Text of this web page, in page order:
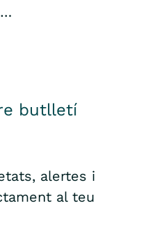
butlletí
alertes i
al teu